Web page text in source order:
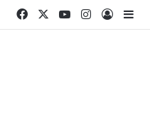
FacebookYouTubeInstagram
Log In